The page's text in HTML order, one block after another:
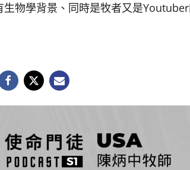
生物學背景、同時是牧者又是